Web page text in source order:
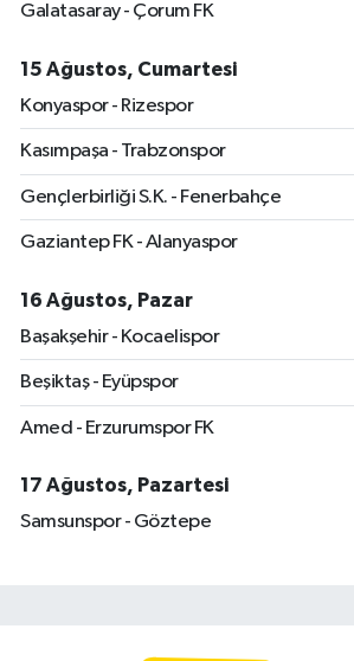
Galatasaray - Çorum FK
15 Ağustos, Cumartesi
Konyaspor - Rizespor
Kasımpaşa - Trabzonspor
Gençlerbirliği S.K. - Fenerbahçe
Gaziantep FK - Alanyaspor
16 Ağustos, Pazar
Başakşehir - Kocaelispor
Beşiktaş - Eyüpspor
Amed - Erzurumspor FK
17 Ağustos, Pazartesi
Samsunspor - Göztepe